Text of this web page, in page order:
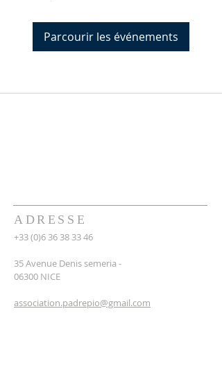
Parcourir les événements
ADRESSE
+33 (0)6 36 38 33 46
35 Avenue Denis semeria -
06300 NICE
association.padrepio@gmail.com